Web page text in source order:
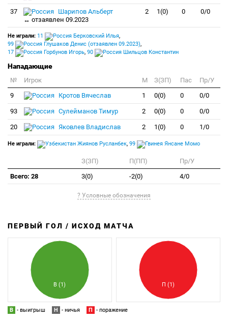
37
Шарипов Альберт
↔ отзаявлен 09.2023
2 1(0) 0 0/0
Не играли: 11 Берковский Илья,
99
Глушаков Денис (отзаявлен 09.2023),
17
Горбунов Игорь, 90 Шильцов Константин
Нападающие
№ Игрок M З(ЗП) Пас
Пр/У
9
Кротов Вячеслав 1 0(0) 0 0/0
93 Сулейманов Тимур 2 0(0) 0 0/0
20 Яковлев Владислав 2 1(0) 0 1/0
Не играли: Жиянов Русланбек, 99 Янсане Момо
З(ЗП) П(ПП)
Пр/У
Всего: 28
3(0) -2(0) 4/0
? Условные обозначения
ПЕРВЫЙ ГОЛ / ИСХОД МАТЧА
В (1) П (1)
В - выигрыш Н - ничья П - поражение